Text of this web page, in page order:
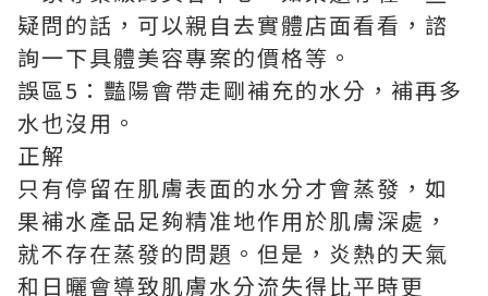
疑問的話，可以親自去實體店面看看，諮
詢一下具體美容專案的價格等。
誤區5：豔陽會帶走剛補充的水分，補再多
水也沒用。
正解
只有停留在肌膚表面的水分才會蒸發，如
果補水產品足夠精准地作用於肌膚深處，
就不存在蒸發的問題。但是，炎熱的天氣
和日曬會導致肌膚水分流失得比平時更